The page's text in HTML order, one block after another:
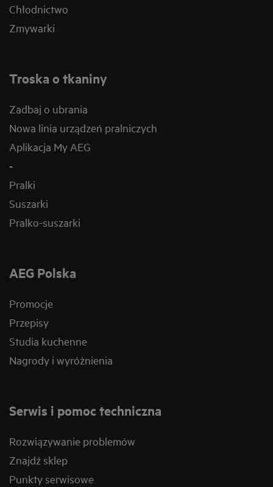
Chłodnictwo
Zmywarki
Troska o tkaniny
Zadbaj o ubrania
Nowa linia urządzeń pralniczych
Aplikacja My AEG
-
Pralki
Suszarki
Pralko-suszarki
AEG Polska
Promocje
Przepisy
Studia kuchenne
Nagrody i wyróżnienia
Serwis i pomoc techniczna
Rozwiązywanie problemów
Znajdź sklep
Punkty serwisowe